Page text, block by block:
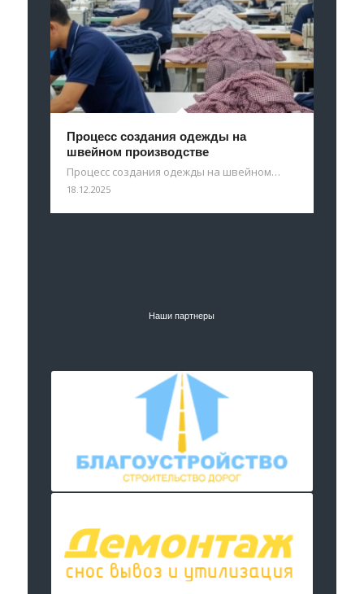
Процесс создания одежды на
швейном производстве
Процесс создания одежды на швейном…
18.12.2025
Наши партнеры